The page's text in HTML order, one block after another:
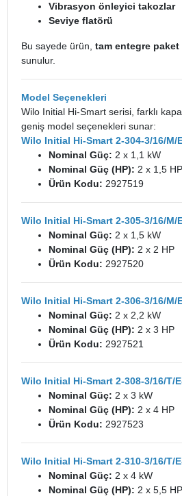
Vibrasyon önleyici takozlar
Seviye flatörü
Bu sayede ürün, tam entegre
sunulur.
Model Seçenekleri
Wilo Initial Hi-Smart serisi, farklı
geniş model seçenekleri sunar:
Wilo Initial Hi-Smart 2-304-3/16/M/
Nominal Güç: 2 x 1,1 kW
Nominal Güç (HP): 2 x 1,5 HP
Ürün Kodu: 2927519
Wilo Initial Hi-Smart 2-305-3/16/M/
Nominal Güç: 2 x 1,5 kW
Nominal Güç (HP): 2 x 2 HP
Ürün Kodu: 2927520
Wilo Initial Hi-Smart 2-306-3/16/M/
Nominal Güç: 2 x 2,2 kW
Nominal Güç (HP): 2 x 3 HP
Ürün Kodu: 2927521
Wilo Initial Hi-Smart 2-308-3/16/T/
Nominal Güç: 2 x 3 kW
Nominal Güç (HP): 2 x 4 HP
Ürün Kodu: 2927523
Wilo Initial Hi-Smart 2-310-3/16/T/
Nominal Güç: 2 x 4 kW
Nominal Güç (HP): 2 x 5,5 HP